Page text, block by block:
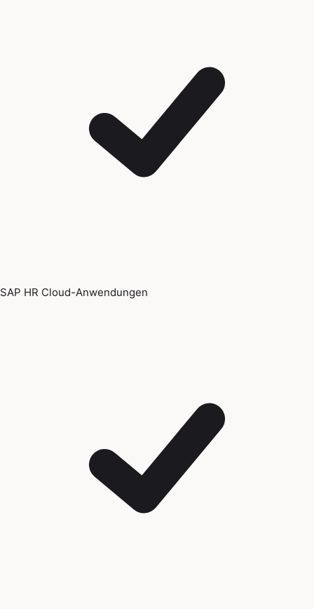
SAP HR Cloud-Anwendungen